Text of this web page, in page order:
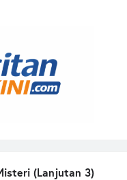
(Lanjutan 3)